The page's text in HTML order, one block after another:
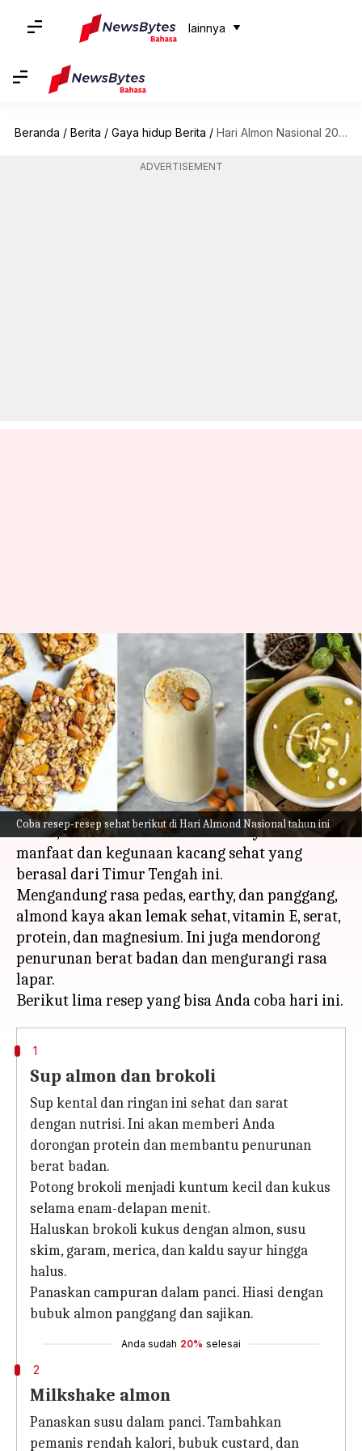
lainnya
Beranda / Berita / Gaya hidup Berita / Hari Almon Nasional 2023: 5 resep menggunakan kacang sehat ini
ADVERTISEMENT
Coba resep-resep sehat berikut di Hari Almond Nasional tahun ini
Hari Almon Nasional 2023: 5
resep menggunakan kacang
sehat ini
menulis Taufiq Al Jufri 11:44 am
Apa ceritanya
Diperingati pada tanggal 16 Februari setiap
tahun, Hari Almond Nasional merayakan
manfaat dan kegunaan kacang sehat yang
berasal dari Timur Tengah ini.
Mengandung rasa pedas, earthy, dan panggang,
almond kaya akan lemak sehat, vitamin E, serat,
protein, dan magnesium. Ini juga mendorong
penurunan berat badan dan mengurangi rasa
lapar.
1
Sup almon dan brokoli
Sup kental dan ringan ini sehat dan sarat
dengan nutrisi. Ini akan memberi Anda
dorongan protein dan membantu penurunan
berat badan.
Potong brokoli menjadi kuntum kecil dan kukus
selama enam-delapan menit.
Haluskan brokoli kukus dengan almon, susu
skim, garam, merica, dan kaldu sayur hingga
halus.
Panaskan campuran dalam panci. Hiasi dengan
bubuk almon panggang dan sajikan.
Anda sudah 20% selesai
2
Milkshake almon
Panaskan susu dalam panci. Tambahkan
pemanis rendah kalori, bubuk custard, dan